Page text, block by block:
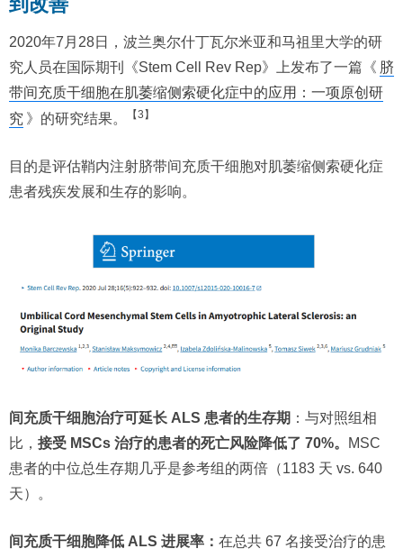
2020年7月28日，波兰奥尔什丁瓦尔米亚和马祖里大学的研
究人员在国际期刊《Stem Cell Rev Rep》上发布了一篇《 脐
带间充质干细胞在肌萎缩侧索硬化症中的应用：一项原创研
究 》的研究结果。 【3】
目的是评估鞘内注射脐带间充质干细胞对肌萎缩侧索硬化症
患者残疾发展和生存的影响。
间充质干细胞治疗可延长 ALS 患者的生存期 ：与对照组相
比， 接受 MSCs 治疗的患者的死亡风险降低了 70%。
MSC
患者的中位总生存期几乎是参考组的两倍（1183 天 vs. 640
天）。
间充质干细胞降低 ALS 进展率： 在总共 67 名接受治疗的患